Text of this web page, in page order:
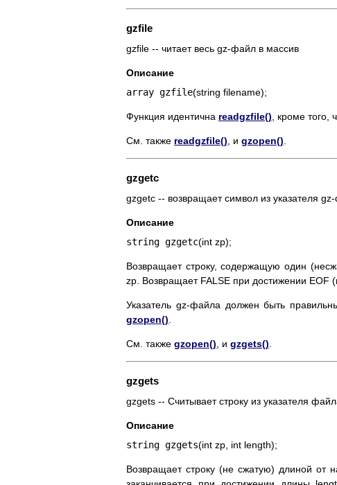
gzfile
gzfile -- читает весь gz-файл в массив
Описание
array gzfile(string filename);
Функция идентична readgzfile() , кроме
См. также readgzfile() , и gzopen()
gzgetc
gzgetc -- возвращает символ из указателя
Описание
string gzgetc(int zp);
Возвращает строку, содержащую один
zp. Возвращает FALSE при достижении EOF
Указатель gz-файла должен быть
gzopen()
См. также gzopen() , и gzgets()
gzgets
gzgets -- Считывает строку из указателя
Описание
string gzgets(int zp, int length);
Возвращает строку (не сжатую) длиной